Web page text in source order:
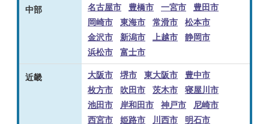
中部 名古屋市 豊橋市 一宮市
豊田市
岡崎市
東海市 常滑市
松本市
金沢市
新潟市 上越市
静岡市
浜松市
富士市
近畿 大阪市 堺市 東大阪市
豊中市
枚方市
吹田市 茨木市
寝屋川市
池田市
岸和田市 神戸市
尼崎市
西宮市
姫路市 川西市
明石市